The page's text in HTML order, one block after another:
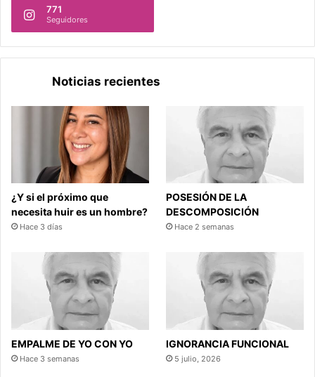
771
Seguidores
Noticias recientes
¿Y si el próximo que
necesita huir es un hombre?
Hace 3 días
POSESIÓN DE LA
DESCOMPOSICIÓN
Hace 2 semanas
EMPALME DE YO CON YO
Hace 3 semanas
IGNORANCIA FUNCIONAL
5 julio, 2026